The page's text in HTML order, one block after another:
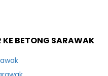
BETONG SARAWAK